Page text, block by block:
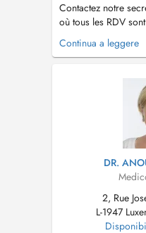
Contactez notre
où tous les RDV
des enfants à partir
Covid uniquement
un supplément
personnelle sera
Continua a leggere
DR.
2, Rue
L-1947